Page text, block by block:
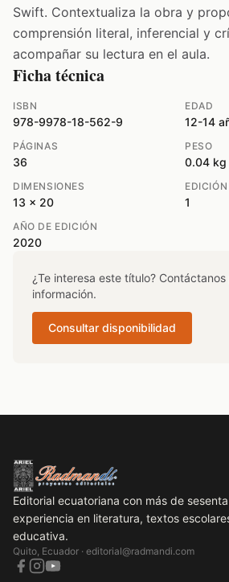
Swift. Contextualiza la obra y
comprensión literal, inferencial y
acompañar su lectura en el aula.
Ficha técnica
ISBN
978-9978-18-562-9
EDAD
12-14
PÁGINAS
36
PESO
0.04 kg
DIMENSIONES
13 x 20
EDICIÓN
1
AÑO DE EDICIÓN
2020
¿Te interesa este título?
información.
Consultar disponibilidad
Editorial ecuatoriana con más de
experiencia en literatura, textos
educativa.
Quito, Ecuador · editorial@radmandi.com